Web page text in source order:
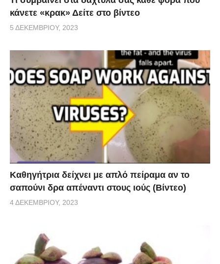
κάνετε «κρακ» Δείτε στο βίντεο
5 ΔΕΚΕΜΒΡΊΟΥ, 2023
Καθηγήτρια δείχνει με απλό πείραμα αν το
σαπούνι δρα απέναντι στους ιούς (Βίντεο)
4 ΔΕΚΕΜΒΡΊΟΥ, 2023